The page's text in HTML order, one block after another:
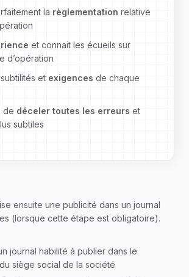
la règlementation relative
et connait les écueils sur
d’opération
et exigences de chaque
de déceler toutes les erreurs et
subtiles
ensuite une publicité dans un journal
(lorsque cette étape est obligatoire).
journal habilité à publier dans le
siège social de la société